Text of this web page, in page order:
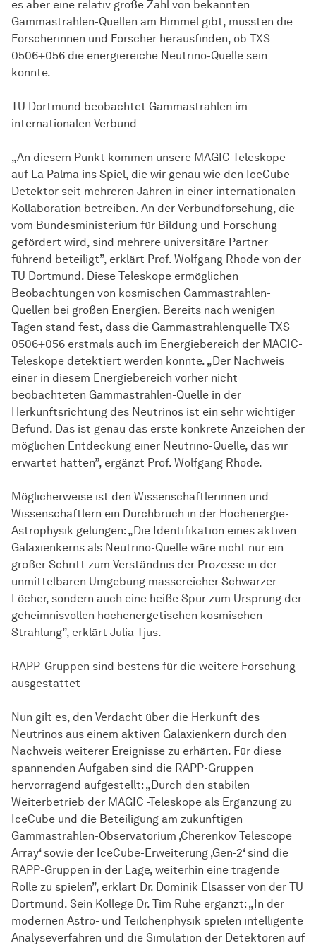
es aber eine relativ große Zahl von bekannten
Gammastrahlen-Quellen am Himmel gibt, mussten die
Forscherinnen und Forscher herausfinden, ob TXS
0506+056 die energiereiche Neutrino-Quelle sein
konnte.
TU Dortmund beobachtet Gammastrahlen im
internationalen Verbund
„An diesem Punkt kommen unsere MAGIC-Teleskope
auf La Palma ins Spiel, die wir genau wie den IceCube-
Detektor seit mehreren Jahren in einer internationalen
Kollaboration betreiben. An der Verbundforschung, die
vom Bundesministerium für Bildung und Forschung
gefördert wird, sind mehrere universitäre Partner
führend beteiligt”, erklärt Prof. Wolfgang Rhode von der
TU Dortmund. Diese Teleskope ermöglichen
Beobachtungen von kosmischen Gammastrahlen-
Quellen bei großen Energien. Bereits nach wenigen
Tagen stand fest, dass die Gammastrahlenquelle TXS
0506+056 erstmals auch im Energiebereich der MAGIC-
Teleskope detektiert werden konnte. „Der Nachweis
einer in diesem Energiebereich vorher nicht
beobachteten Gammastrahlen-Quelle in der
Herkunftsrichtung des Neutrinos ist ein sehr wichtiger
Befund. Das ist genau das erste konkrete Anzeichen der
möglichen Entdeckung einer Neutrino-Quelle, das wir
erwartet hatten”, ergänzt Prof. Wolfgang Rhode.
Möglicherweise ist den Wissenschaftlerinnen und
Wissenschaftlern ein Durchbruch in der Hochenergie-
Astrophysik gelungen: „Die Identifikation eines aktiven
Galaxienkerns als Neutrino-Quelle wäre nicht nur ein
großer Schritt zum Verständnis der Prozesse in der
unmittelbaren Umgebung massereicher Schwarzer
Löcher, sondern auch eine heiße Spur zum Ursprung der
geheimnisvollen hochenergetischen kosmischen
Strahlung”, erklärt Julia Tjus.
RAPP-Gruppen sind bestens für die weitere Forschung
ausgestattet
Nun gilt es, den Verdacht über die Herkunft des
Neutrinos aus einem aktiven Galaxienkern durch den
Nachweis weiterer Ereignisse zu erhärten. Für diese
spannenden Aufgaben sind die RAPP-Gruppen
hervorragend aufgestellt: „Durch den stabilen
Weiterbetrieb der MAGIC -Teleskope als Ergänzung zu
IceCube und die Beteiligung am zukünftigen
Gammastrahlen-Observatorium ‚Cherenkov Telescope
Array‘ sowie der IceCube-Erweiterung ‚Gen-2‘ sind die
RAPP-Gruppen in der Lage, weiterhin eine tragende
Rolle zu spielen”, erklärt Dr. Dominik Elsässer von der TU
Dortmund. Sein Kollege Dr. Tim Ruhe ergänzt: „In der
modernen Astro- und Teilchenphysik spielen intelligente
Analyseverfahren und die Simulation der Detektoren auf